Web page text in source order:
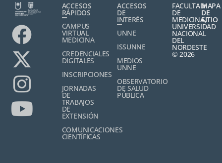
ACCESOS
RÁPIDOS
CAMPUS
VIRTUAL
MEDICINA
CREDENCIALES
DIGITALES
INSCRIPCIONES
JORNADAS
DE
TRABAJOS
DE
EXTENSIÓN
COMUNICACIONES
CIENTÍFICAS
ACCESOS
DE
INTERÉS
UNNE
ISSUNNE
MEDIOS
UNNE
OBSERVATORIO
DE SALUD
PÚBLICA
FACULTAD
DE
MEDICINA,
UNIVERSIDAD
NACIONAL
DEL
NORDESTE
© 2026
MAPA
DE
SITIO